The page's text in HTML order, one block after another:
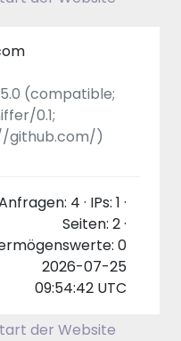
(compatible;
0.1;
github.com/)
4 · IPs: 1 ·
Seiten: 2 ·
0
2026-07-25
09:54:42 UTC
der Website